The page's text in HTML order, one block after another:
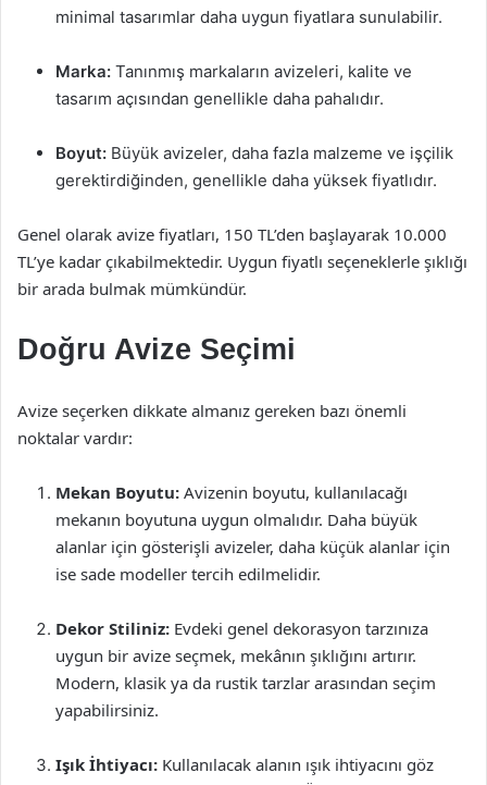
minimal tasarımlar daha uygun fiyatlara sunulabilir.
Marka: Tanınmış markaların avizeleri, kalite ve
tasarım açısından genellikle daha pahalıdır.
Boyut: Büyük avizeler, daha fazla malzeme ve işçilik
gerektirdiğinden, genellikle daha yüksek fiyatlıdır.
Genel olarak avize fiyatları, 150 TL’den başlayarak 10.000
TL’ye kadar çıkabilmektedir. Uygun fiyatlı seçeneklerle şıklığı
bir arada bulmak mümkündür.
Doğru Avize Seçimi
Avize seçerken dikkate almanız gereken bazı önemli
noktalar vardır:
Mekan Boyutu: Avizenin boyutu, kullanılacağı
mekanın boyutuna uygun olmalıdır. Daha büyük
alanlar için gösterişli avizeler, daha küçük alanlar için
ise sade modeller tercih edilmelidir.
Dekor Stiliniz: Evdeki genel dekorasyon tarzınıza
uygun bir avize seçmek, mekânın şıklığını artırır.
Modern, klasik ya da rustik tarzlar arasından seçim
yapabilirsiniz.
Işık İhtiyacı: Kullanılacak alanın ışık ihtiyacını göz